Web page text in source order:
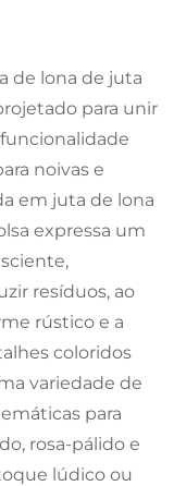
de lona de juta
para unir
noivas e
em juta de lona
expressa um
resíduos, ao
rústico e a
coloridos
variedade de
para
rosa-pálido e
lúdico ou